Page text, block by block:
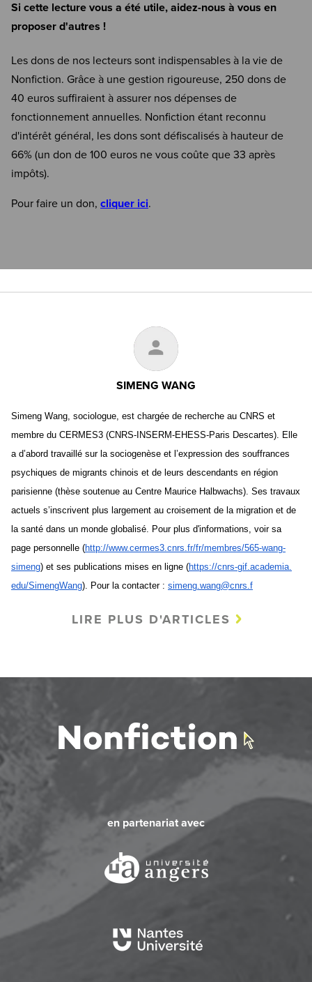
Si cette lecture vous a été utile, aidez-nous à vous en
proposer d'autres !
Les dons de nos lecteurs sont indispensables à la vie de
Nonfiction. Grâce à une gestion rigoureuse, 250 dons de
40 euros suffiraient à assurer nos dépenses de
fonctionnement annuelles. Nonfiction étant reconnu
d'intérêt général, les dons sont défiscalisés à hauteur de
66% (un don de 100 euros ne vous coûte que 33 après
impôts).
Pour faire un don, cliquer ici.
SIMENG WANG
Simeng Wang, sociologue, est chargée de recherche au CNRS et
membre du CERMES3 (CNRS-INSERM-EHESS-Paris Descartes). Elle
a d’abord travaillé sur la sociogenèse et l’expression des souffrances
psychiques de migrants chinois et de leurs descendants en région
parisienne (thèse soutenue au Centre Maurice Halbwachs). Ses travaux
actuels s’inscrivent plus largement au croisement de la migration et de
la santé dans un monde globalisé. Pour plus d'informations, voir sa
page personnelle (http://www.cermes3.cnrs.fr/fr/membres/565-wang-
simeng) et ses publications mises en ligne (https://cnrs-gif.academia.
edu/SimengWang). Pour la contacter : simeng.wang@cnrs.f
LIRE PLUS D'ARTICLES
en partenariat avec